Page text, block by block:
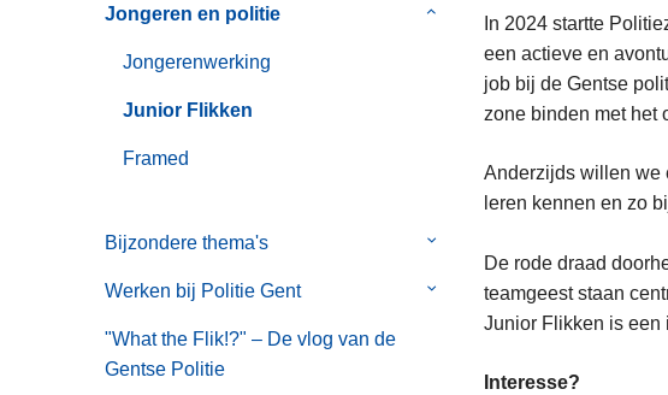
Jongeren en politie
Submenu
Jongeren
Jongerenwerking
Junior Flikken
Framed
Bijzondere thema's
Submenu
Bijzondere
thema's
Werken bij Politie Gent
Submenu
"What the Flik!?" – De vlog van de
Gentse Politie
In 2024 startte
een actieve en
job bij de Gentse
zone binden met het
Anderzijds willen we
leren kennen en zo
De rode draad
teamgeest staan
Junior Flikken is een
Interesse?